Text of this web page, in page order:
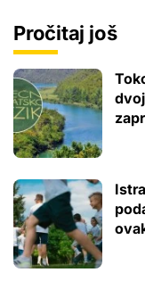
Pročitaj još